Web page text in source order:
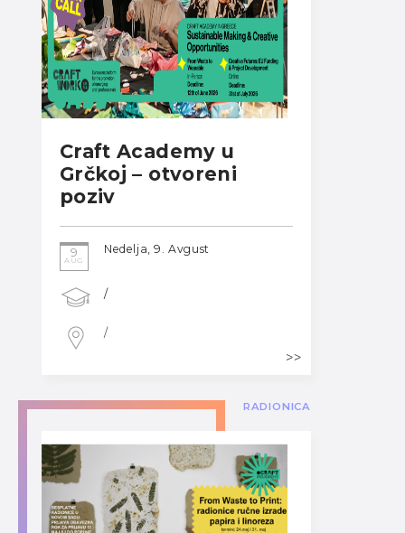
Craft Academy u
Grčkoj – otvoreni
poziv
9
AUG
Nedelja, 9. Avgust
/
/
RADIONICA